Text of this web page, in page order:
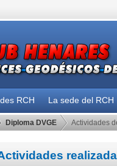
RCH La sede del RCH
Diploma DVGE Actividades